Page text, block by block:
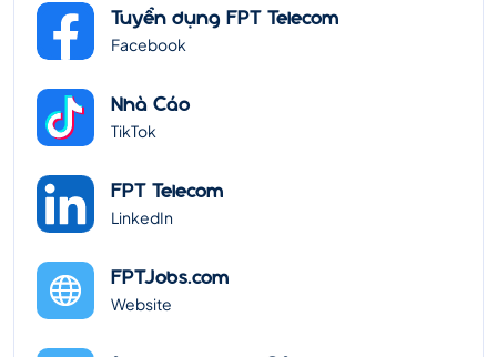
Tuyển dụng FPT Telecom
Facebook
Nhà Cáo
TikTok
FPT Telecom
LinkedIn
FPTJobs.com
Website